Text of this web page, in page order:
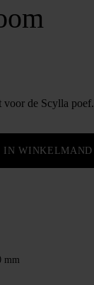
voor de Scylla poef.
IN WINKELMAND
mm